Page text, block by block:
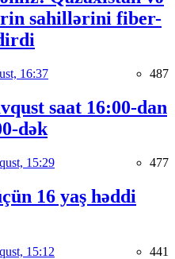
sahillərini fiber-
16:37 487
saat 16:00-dan
dək
15:29 477
16 yaş həddi
15:12 441